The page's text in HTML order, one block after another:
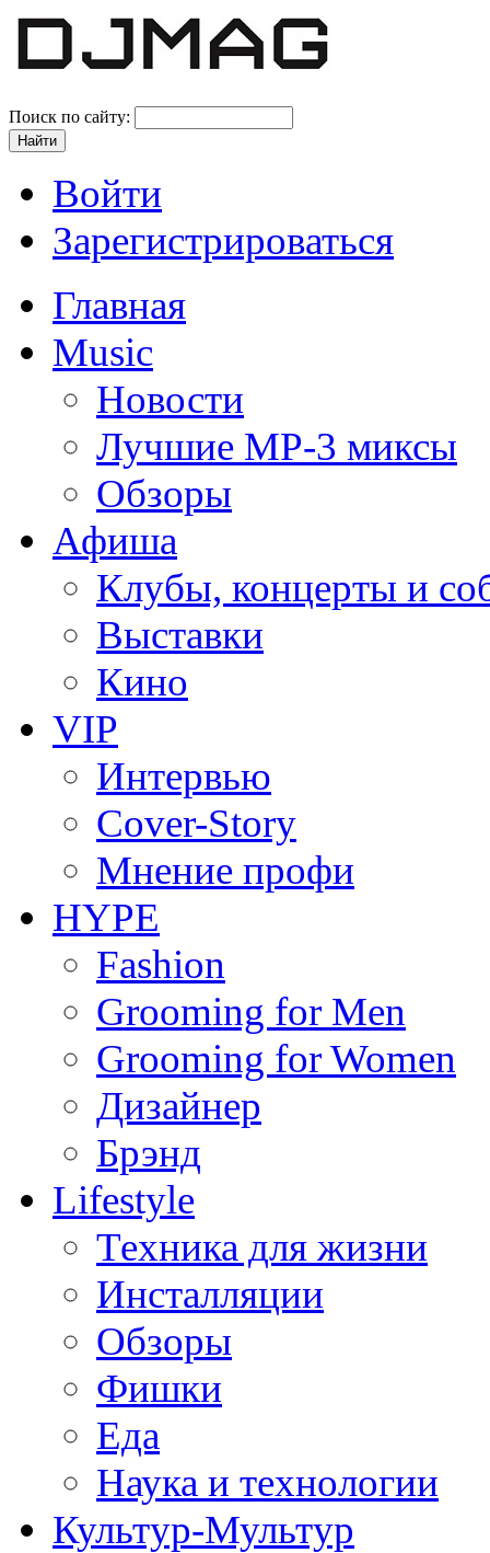
Поиск по сайту:
Войти
Зарегистрироваться
Главная
Music
Новости
Лучшие MP-3 миксы
Обзоры
Афиша
Клубы, концерты и
Выставки
Кино
VIP
Интервью
Cover-Story
Мнение профи
HYPE
Fashion
Grooming for Men
Grooming for Women
Дизайнер
Брэнд
Lifestyle
Техника для жизни
Инсталляции
Обзоры
Фишки
Еда
Наука и технологии
Культур-Мультур